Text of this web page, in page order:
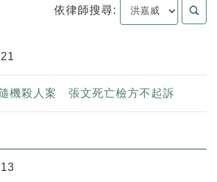
依律師搜尋:
機殺人案 張文死亡檢方不起訴